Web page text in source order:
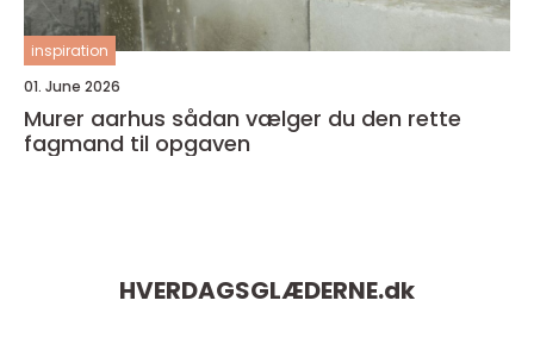
inspiration
01. June 2026
Murer aarhus sådan vælger du den rette
fagmand til opgaven
HVERDAGSGLÆDERNE.dk